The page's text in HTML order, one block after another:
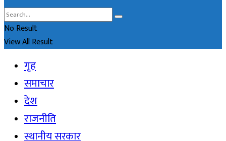
No Result
View All Result
गृह
समाचार
देश
राजनीति
स्थानीय सरकार